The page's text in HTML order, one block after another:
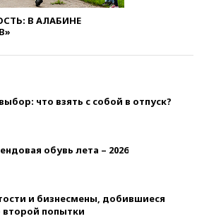
В АЛАБИНЕ
что взять с собой в отпуск?
обувь лета – 2026
и бизнесмены, добившиеся
второй попытки